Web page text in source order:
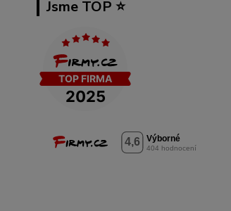
Jsme TOP ⭐️